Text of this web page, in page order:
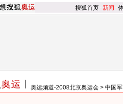
搜狐首页-新闻 -
奥运频道-2008北京奥运会 > 中国